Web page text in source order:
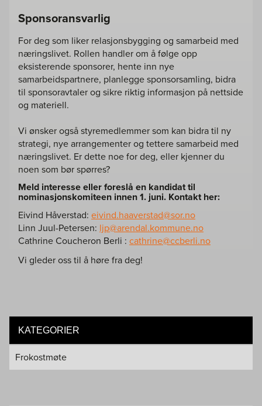
Sponsoransvarlig
For deg som liker relasjonsbygging og samarbeid med
næringslivet. Rollen handler om å følge opp
eksisterende sponsorer, hente inn nye
samarbeidspartnere, planlegge sponsorsamling, bidra
til sponsoravtaler og sikre riktig informasjon på nettside
og materiell.
Vi ønsker også styremedlemmer som kan bidra til ny
strategi, nye arrangementer og tettere samarbeid med
næringslivet. Er dette noe for deg, eller kjenner du
noen som bør spørres?
Meld interesse eller foreslå en kandidat til
nominasjonskomiteen innen 1. juni. Kontakt her:
Eivind Håverstad: eivind.haaverstad@sor.no
Linn Juul-Petersen: ljp@arendal.kommune.no
Cathrine Coucheron Berli : cathrine@ccberli.no
Vi gleder oss til å høre fra deg!
KATEGORIER
Frokostmøte